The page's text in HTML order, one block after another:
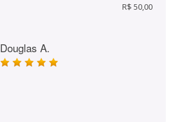
R$ 50,00
Douglas A.